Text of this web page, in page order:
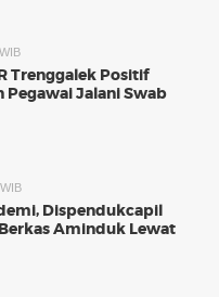
Trenggalek Positif
Pegawai Jalani Swab
Dispendukcapil
Aminduk Lewat